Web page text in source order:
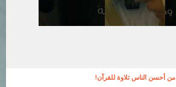
!من أحسن الناس تلاوة للقرآن